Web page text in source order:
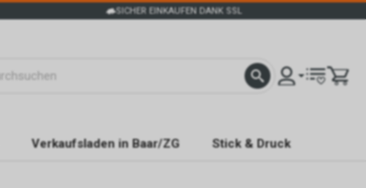
SICHER EINKAUFEN DANK SSL
Verkaufsladen in Baar/ZG Stick & Druck